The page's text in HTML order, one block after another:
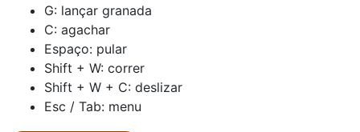
G: lançar granada
C: agachar
Espaço: pular
Shift + W: correr
Shift + W + C: deslizar
Esc / Tab: menu